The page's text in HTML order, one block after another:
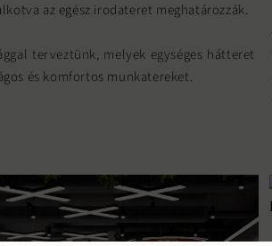
az egész irodateret meghatározzák.
terveztünk, melyek egységes hátteret
és komfortos munkatereket.